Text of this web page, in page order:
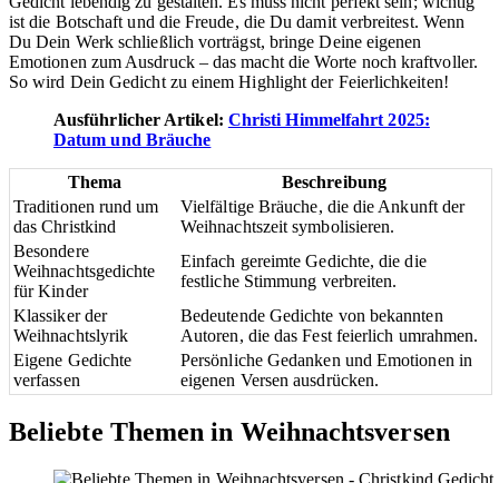
ist die Botschaft und die Freude, die Du damit verbreitest. Wenn
Du Dein Werk schließlich vorträgst, bringe Deine eigenen
Emotionen zum Ausdruck – das macht die Worte noch kraftvoller.
So wird Dein Gedicht zu einem Highlight der Feierlichkeiten!
Ausführlicher Artikel: Christi Himmelfahrt 2025:
Datum und Bräuche
Thema
Beschreibung
Traditionen rund um
das Christkind
Vielfältige Bräuche, die die Ankunft der
Weihnachtszeit symbolisieren.
Besondere
Weihnachtsgedichte
für Kinder
Einfach gereimte Gedichte, die die
festliche Stimmung verbreiten.
Klassiker der
Weihnachtslyrik
Bedeutende Gedichte von bekannten
Autoren, die das Fest feierlich umrahmen.
Eigene Gedichte
verfassen
Persönliche Gedanken und Emotionen in
eigenen Versen ausdrücken.
Beliebte Themen in Weihnachtsversen